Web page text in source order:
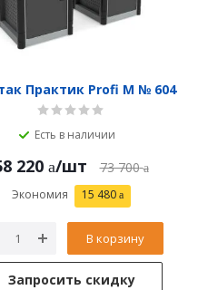
Практик Profi M № 604
Есть в наличии
220 /шт 73 700
Экономия 15 480
В корзину
Запросить скидку